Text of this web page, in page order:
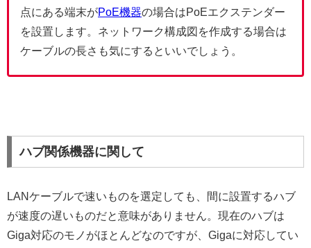
点にある端末がPoE機器の場合はPoEエクステンダー
を設置します。ネットワーク構成図を作成する場合は
ケーブルの長さも気にするといいでしょう。
ハブ関係機器に関して
LANケーブルで速いものを選定しても、間に設置するハブ
が速度の遅いものだと意味がありません。現在のハブは
Giga対応のモノがほとんどなのですが、Gigaに対応してい